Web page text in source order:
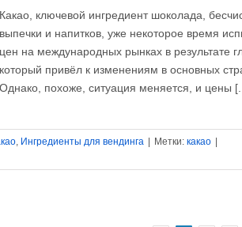
Какао, ключевой ингредиент шоколада,
выпечки и напитков, уже некоторое время
цен на международных рынках в результате
который привёл к изменениям в основных
Однако, похоже, ситуация меняется, и цены
, Ингредиенты для вендинга Метки: какао